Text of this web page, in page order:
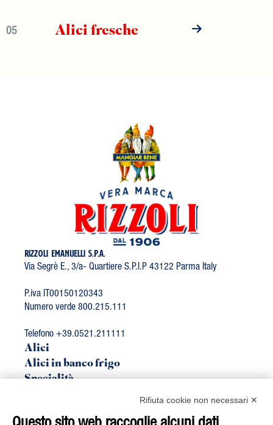
05 Alici fresche
RIZZOLI EMANUELLI S.P.A.
Via Segrè E., 3/a- Quartiere S.P.I.P 43122 Parma Italy
P.iva IT00150120343
Numero verde 800.215.111
Telefono +39.0521.211111
Alici
Alici in banco frigo
Specialità
Rifiuta cookie non necessari ✕